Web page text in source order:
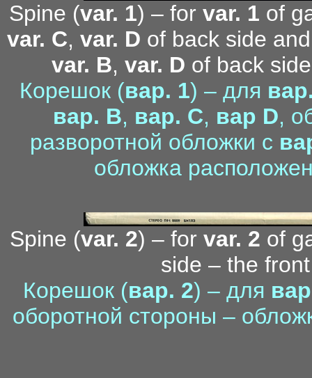
Spine (var. 1) – for var. 1 of
var. C, var. D of back side
var. B, var. D of back
Корешок (вар. 1) – для
вар. B, вар. С, вар D,
разворотной обложки с
обложка
Spine (var. 2) – for var. 2 of
side – the
Корешок (вар. 2) – для
оборотной стороны –